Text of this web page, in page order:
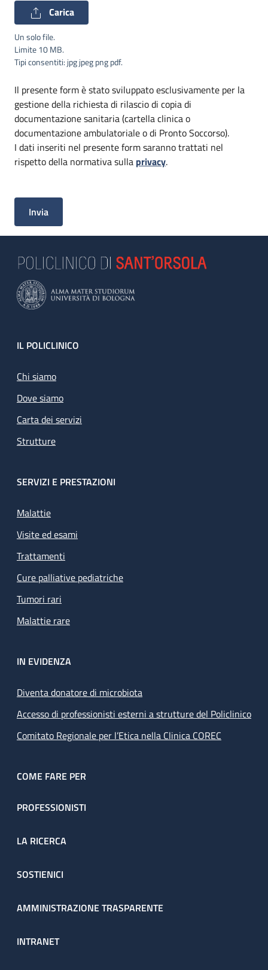
Carica
Un solo file.
Limite 10 MB.
Tipi consentiti: jpg jpeg png pdf.
Il presente form è stato sviluppato esclusivamente per la
gestione della richiesta di rilascio di copia di
documentazione sanitaria (cartella clinica o
documentazione ambulatoriale o di Pronto Soccorso).
I dati inseriti nel presente form saranno trattati nel
rispetto della normativa sulla privacy.
Footer
IL POLICLINICO
Chi siamo
Dove siamo
Carta dei servizi
Strutture
SERVIZI E PRESTAZIONI
Malattie
Visite ed esami
Trattamenti
Cure palliative pediatriche
Tumori rari
Malattie rare
IN EVIDENZA
Diventa donatore di microbiota
Accesso di professionisti esterni a strutture del Policlinico
Comitato Regionale per l’Etica nella Clinica COREC
COME FARE PER
PROFESSIONISTI
LA RICERCA
SOSTIENICI
AMMINISTRAZIONE TRASPARENTE
INTRANET